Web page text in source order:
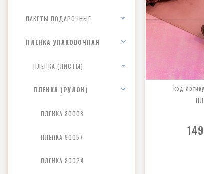
ПАКЕТЫ ПОДАРОЧНЫЕ
ПЛЕНКА УПАКОВОЧНАЯ
ПЛЕНКА (ЛИСТЫ)
ПЛЕНКА (РУЛОН)
ПЛЕНКА 80008
ПЛЕНКА 90057
ПЛЕНКА 80024
код